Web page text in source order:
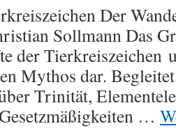
Der
Sollmann Das
der Tierkreiszeichen
Mythos dar.
Trinität,
…